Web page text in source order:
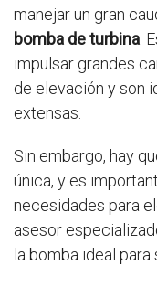
manejar un gran
bomba de turbina .
impulsar grandes
de elevación y son
extensas.
Sin embargo, hay
única, y es
necesidades para
asesor
la bomba ideal